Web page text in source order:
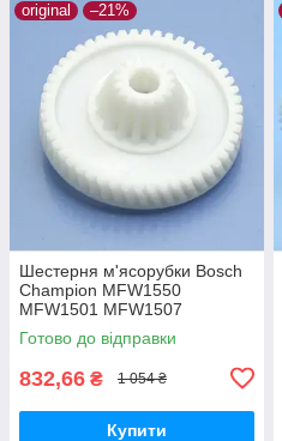
original –21%
Шестерня м'ясорубки Bosch
Champion MFW1550
MFW1501 MFW1507
MFW1511 MFW1545 SFW1
CNFW2 оригінал Ø68 h25
Готово до відправки
832,66 ₴ 1 054 ₴
Купити